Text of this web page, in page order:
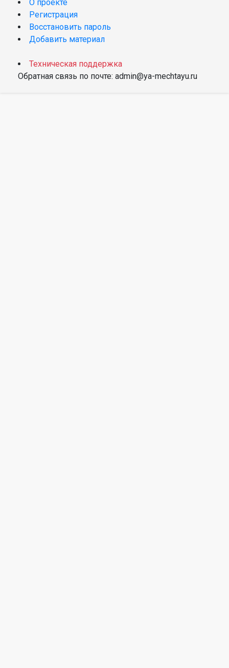
О проекте
Регистрация
Восстановить пароль
Добавить материал
Техническая поддержка
Обратная связь по почте: admin@ya-mechtayu.ru